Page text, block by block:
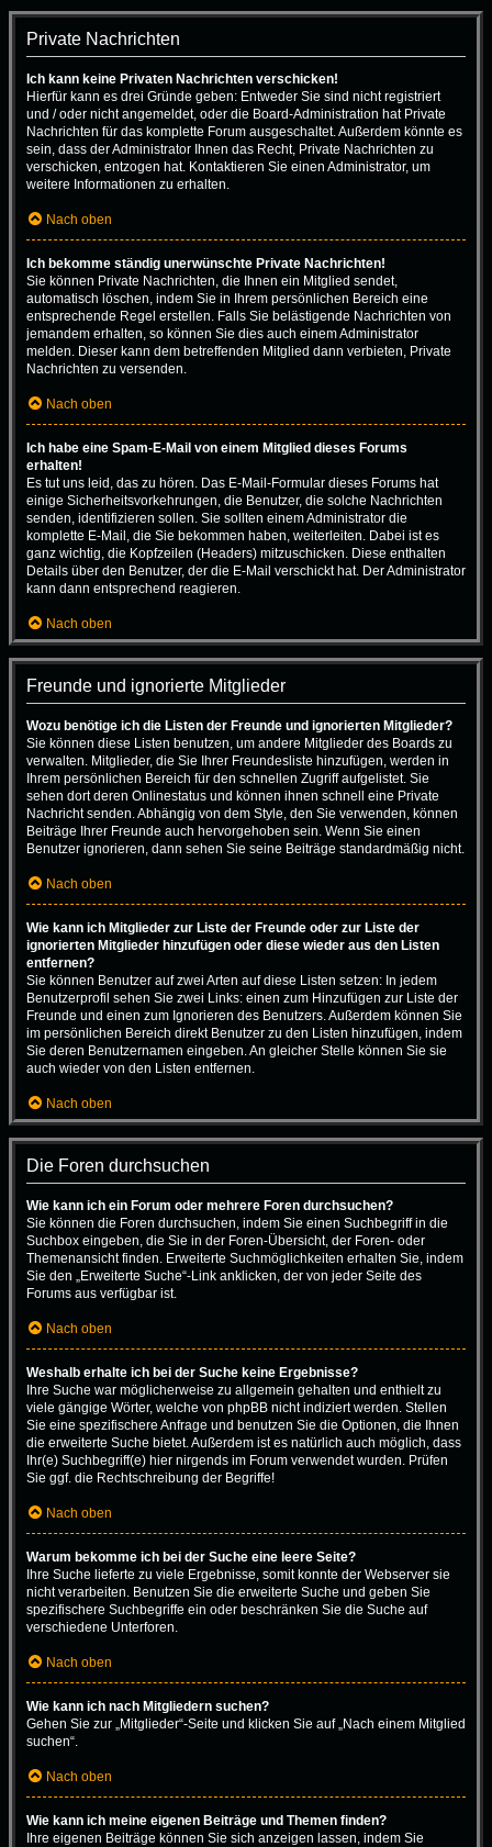
Private Nachrichten
Ich kann keine Privaten Nachrichten verschicken!
Hierfür kann es drei Gründe geben: Entweder Sie sind nicht registriert
und / oder nicht angemeldet, oder die Board-Administration hat Private
Nachrichten für das komplette Forum ausgeschaltet. Außerdem könnte es
sein, dass der Administrator Ihnen das Recht, Private Nachrichten zu
verschicken, entzogen hat. Kontaktieren Sie einen Administrator, um
weitere Informationen zu erhalten.
Nach oben
Ich bekomme ständig unerwünschte Private Nachrichten!
Sie können Private Nachrichten, die Ihnen ein Mitglied sendet,
automatisch löschen, indem Sie in Ihrem persönlichen Bereich eine
entsprechende Regel erstellen. Falls Sie belästigende Nachrichten von
jemandem erhalten, so können Sie dies auch einem Administrator
melden. Dieser kann dem betreffenden Mitglied dann verbieten, Private
Nachrichten zu versenden.
Nach oben
Ich habe eine Spam-E-Mail von einem Mitglied dieses Forums
erhalten!
Es tut uns leid, das zu hören. Das E-Mail-Formular dieses Forums hat
einige Sicherheitsvorkehrungen, die Benutzer, die solche Nachrichten
senden, identifizieren sollen. Sie sollten einem Administrator die
komplette E-Mail, die Sie bekommen haben, weiterleiten. Dabei ist es
ganz wichtig, die Kopfzeilen (Headers) mitzuschicken. Diese enthalten
Details über den Benutzer, der die E-Mail verschickt hat. Der Administrator
kann dann entsprechend reagieren.
Nach oben
Freunde und ignorierte Mitglieder
Wozu benötige ich die Listen der Freunde und ignorierten Mitglieder?
Sie können diese Listen benutzen, um andere Mitglieder des Boards zu
verwalten. Mitglieder, die Sie Ihrer Freundesliste hinzufügen, werden in
Ihrem persönlichen Bereich für den schnellen Zugriff aufgelistet. Sie
sehen dort deren Onlinestatus und können ihnen schnell eine Private
Nachricht senden. Abhängig von dem Style, den Sie verwenden, können
Beiträge Ihrer Freunde auch hervorgehoben sein. Wenn Sie einen
Benutzer ignorieren, dann sehen Sie seine Beiträge standardmäßig nicht.
Nach oben
Wie kann ich Mitglieder zur Liste der Freunde oder zur Liste der
ignorierten Mitglieder hinzufügen oder diese wieder aus den Listen
entfernen?
Sie können Benutzer auf zwei Arten auf diese Listen setzen: In jedem
Benutzerprofil sehen Sie zwei Links: einen zum Hinzufügen zur Liste der
Freunde und einen zum Ignorieren des Benutzers. Außerdem können Sie
im persönlichen Bereich direkt Benutzer zu den Listen hinzufügen, indem
Sie deren Benutzernamen eingeben. An gleicher Stelle können Sie sie
auch wieder von den Listen entfernen.
Nach oben
Die Foren durchsuchen
Wie kann ich ein Forum oder mehrere Foren durchsuchen?
Sie können die Foren durchsuchen, indem Sie einen Suchbegriff in die
Suchbox eingeben, die Sie in der Foren-Übersicht, der Foren- oder
Themenansicht finden. Erweiterte Suchmöglichkeiten erhalten Sie, indem
Sie den „Erweiterte Suche“-Link anklicken, der von jeder Seite des
Forums aus verfügbar ist.
Nach oben
Weshalb erhalte ich bei der Suche keine Ergebnisse?
Ihre Suche war möglicherweise zu allgemein gehalten und enthielt zu
viele gängige Wörter, welche von phpBB nicht indiziert werden. Stellen
Sie eine spezifischere Anfrage und benutzen Sie die Optionen, die Ihnen
die erweiterte Suche bietet. Außerdem ist es natürlich auch möglich, dass
Ihr(e) Suchbegriff(e) hier nirgends im Forum verwendet wurden. Prüfen
Sie ggf. die Rechtschreibung der Begriffe!
Nach oben
Warum bekomme ich bei der Suche eine leere Seite?
Ihre Suche lieferte zu viele Ergebnisse, somit konnte der Webserver sie
nicht verarbeiten. Benutzen Sie die erweiterte Suche und geben Sie
spezifischere Suchbegriffe ein oder beschränken Sie die Suche auf
verschiedene Unterforen.
Nach oben
Wie kann ich nach Mitgliedern suchen?
Gehen Sie zur „Mitglieder“-Seite und klicken Sie auf „Nach einem Mitglied
suchen“.
Nach oben
Wie kann ich meine eigenen Beiträge und Themen finden?
Ihre eigenen Beiträge können Sie sich anzeigen lassen, indem Sie